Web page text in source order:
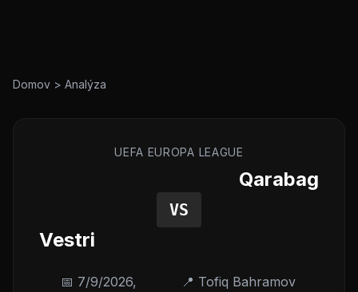
Domov > Analýza
UEFA EUROPA LEAGUE
Qarabag
VS
Vestri
📅 7/9/2026,
📍 Tofiq Bahramov